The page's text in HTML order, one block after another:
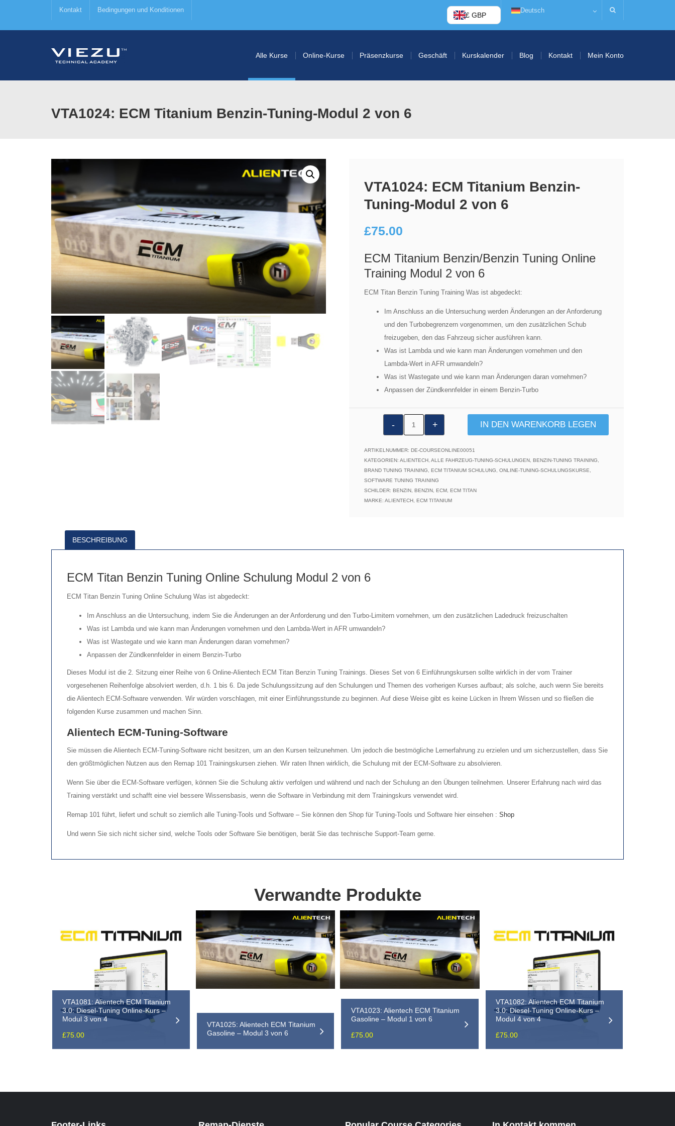
Kontakt Bedingungen und Konditionen
£ GBP
Deutsch
Alle Kurse Online-Kurse Präsenzkurse Geschäft Kurskalender Blog Kontakt Mein Konto
VTA1024: ECM Titanium Benzin-Tuning-Modul 2 von 6
VTA1024: ECM Titanium Benzin-
Tuning-Modul 2 von 6
£75.00
ECM Titanium Benzin/Benzin Tuning Online
Training Modul 2 von 6
ECM Titan Benzin Tuning Training Was ist abgedeckt:
Im Anschluss an die Untersuchung werden Änderungen an der Anforderung
und den Turbobegrenzern vorgenommen, um den zusätzlichen Schub
freizugeben, den das Fahrzeug sicher ausführen kann.
Was ist Lambda und wie kann man Änderungen vornehmen und den
Lambda-Wert in AFR umwandeln?
Was ist Wastegate und wie kann man Änderungen daran vornehmen?
Anpassen der Zündkennfelder in einem Benzin-Turbo
ECM
Benzin-
Tuning-
2
IN DEN WARENKORB LEGEN
ARTIKELNUMMER: DE-COURSEONLINE00051
KATEGORIEN: ALIENTECH, ALLE FAHRZEUG-TUNING-SCHULUNGEN, BENZIN-TUNING TRAINING
BRAND TUNING TRAINING
ECM TITANIUM SCHULUNG ONLINE-TUNING-SCHULUNGSKURSE
SOFTWARE TUNING TRAINING
SCHILDER: BENZIN, BENZIN, ECM, ECM TITAN
MARKE: ALIENTECH, ECM TITANIUM
BESCHREIBUNG
ECM Titan Benzin Tuning Online Schulung Modul 2 von 6
ECM Titan Benzin Tuning Online Schulung Was ist abgedeckt:
Im Anschluss an die Untersuchung, indem Sie die Änderungen an der Anforderung und den Turbo-Limitern vornehmen, um den zusätzlichen Ladedruck freizuschalten
Was ist Lambda und wie kann man Änderungen vornehmen und den Lambda-Wert in AFR umwandeln?
Was ist Wastegate und wie kann man Änderungen daran vornehmen?
Anpassen der Zündkennfelder in einem Benzin-Turbo
Dieses Modul ist die 2. Sitzung einer Reihe von 6 Online-Alientech ECM Titan Benzin Tuning Trainings. Dieses Set von 6 Einführungskursen sollte wirklich in der vom Trainer
vorgesehenen Reihenfolge absolviert werden, d.h. 1 bis 6. Da jede Schulungssitzung auf den Schulungen und Themen des vorherigen Kurses aufbaut; als solche, auch wenn Sie bereits
die Alientech ECM-Software verwenden. Wir würden vorschlagen, mit einer Einführungsstunde zu beginnen. Auf diese Weise gibt es keine Lücken in Ihrem Wissen und so fließen die
folgenden Kurse zusammen und machen Sinn.
Alientech ECM-Tuning-Software
Sie müssen die Alientech ECM-Tuning-Software nicht besitzen, um an den Kursen teilzunehmen. Um jedoch die bestmögliche Lernerfahrung zu erzielen und um sicherzustellen, dass Sie
den größtmöglichen Nutzen aus den Remap 101 Trainingskursen ziehen. Wir raten Ihnen wirklich, die Schulung mit der ECM-Software zu absolvieren.
Wenn Sie über die ECM-Software verfügen, können Sie die Schulung aktiv verfolgen und während und nach der Schulung an den Übungen teilnehmen. Unserer Erfahrung nach wird das
Training verstärkt und schafft eine viel bessere Wissensbasis, wenn die Software in Verbindung mit dem Trainingskurs verwendet wird.
Remap 101 führt, liefert und schult so ziemlich alle Tuning-Tools und Software – Sie können den Shop für Tuning-Tools und Software hier einsehen : Shop
Und wenn Sie sich nicht sicher sind, welche Tools oder Software Sie benötigen, berät Sie das technische Support-Team gerne.
Verwandte Produkte
VTA1081: Alientech ECM Titanium
3.0: Diesel-Tuning Online-Kurs –
Modul 3 von 4
£75.00
VTA1025: Alientech ECM Titanium
Gasoline – Modul 3 von 6
VTA1023: Alientech ECM Titanium
Gasoline – Modul 1 von 6
£75.00
VTA1082: Alientech ECM Titanium
3.0: Diesel-Tuning Online-Kurs –
Modul 4 von 4
£75.00